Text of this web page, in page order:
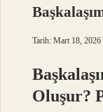
Tarih: Mart 18, 2026
Oluşur?